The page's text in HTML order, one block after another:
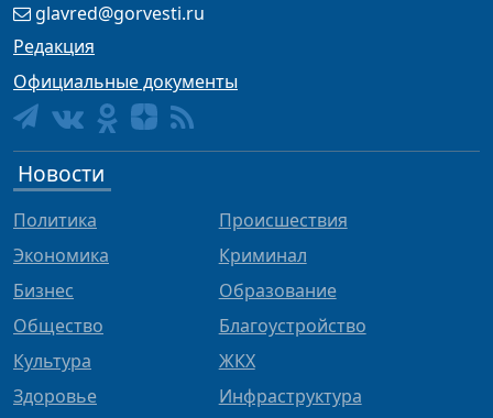
glavred@gorvesti.ru
Редакция
Официальные документы
Новости
Политика
Экономика
Бизнес
Общество
Культура
Здоровье
Происшествия
Криминал
Образование
Благоустройство
ЖКХ
Инфраструктура